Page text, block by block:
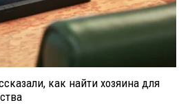
как найти хозяина для